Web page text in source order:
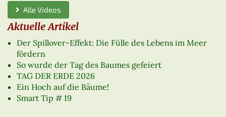
Alle Videos
Aktuelle Artikel
Der Spillover-Effekt: Die Fülle des Lebens im Meer
fördern
So wurde der Tag des Baumes gefeiert
TAG DER ERDE 2026
Ein Hoch auf die Bäume!
Smart Tip # 19